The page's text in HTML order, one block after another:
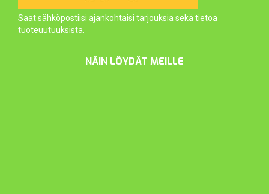
Saat sähköpostiisi ajankohtaisi tarjouksia sekä tietoa
tuoteuutuuksista.
NÄIN LÖYDÄT MEILLE